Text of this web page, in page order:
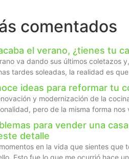
comentados
el verano, ¿tienes tu
va dando sus últimos coletazos
tardes soleadas, la realidad es
ideas para reformar tu
y modernización de la
pero de la misma forma
para vender una
detalle
en la vida que sientes que
Esto fue lo que me ocurrió hace